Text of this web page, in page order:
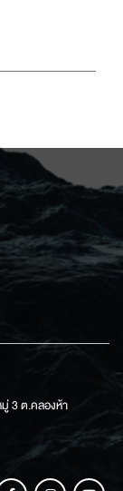
3 ต.คลองห้า